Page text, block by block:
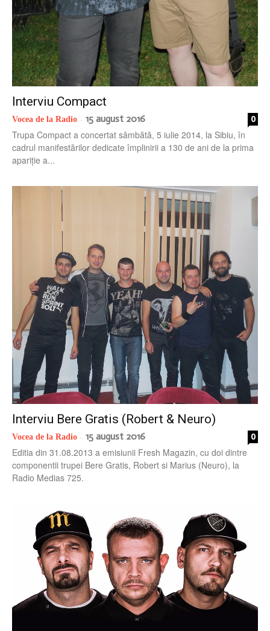
Interviu Compact
Vocea de la Radio - 15 august 2016 0
Trupa Compact a concertat sâmbătă, 5 iulie 2014, la Sibiu, în
cadrul manifestărilor dedicate împlinirii a 130 de ani de la prima
apariţie a...
Interviu Bere Gratis (Robert & Neuro)
Vocea de la Radio - 15 august 2016 0
Editia din 31.08.2013 a emisiunii Fresh Magazin, cu doi dintre
componentii trupei Bere Gratis, Robert si Marius (Neuro), la
Radio Medias 725.